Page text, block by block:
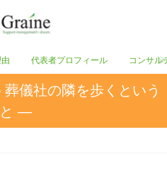
代表者プロフィール コンサル
儀社の隣を歩くという
―